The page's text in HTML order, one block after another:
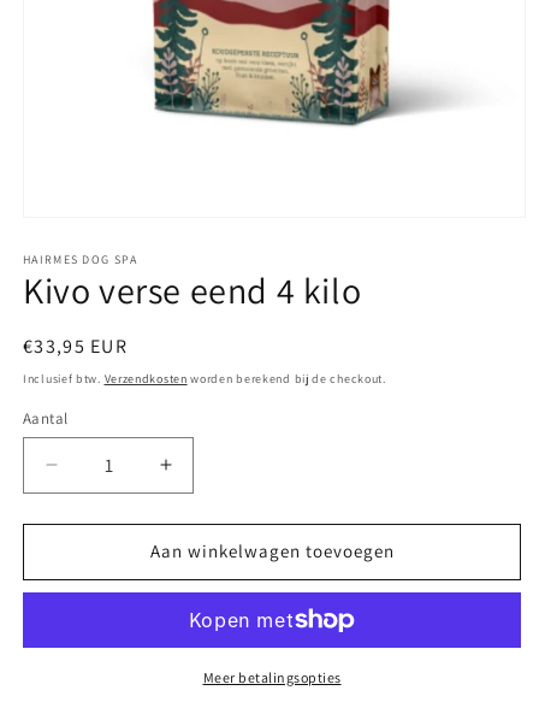
openen
in
modaal
HAIRMES DOG SPA
Kivo verse eend 4 kilo
Normale
prijs
€33,95 EUR
Inclusief btw. Verzendkosten worden berekend bij de checkout.
Aantal
Aantal
verlagen
voor
verse
kilo
Aantal
verhogen
voor
Kivo
verse
kilo
Aan winkelwagen toevoegen
Meer betalingsopties